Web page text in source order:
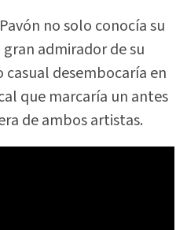
no solo conocía su
admirador de su
desembocaría en
que marcaría un antes
de ambos artistas.